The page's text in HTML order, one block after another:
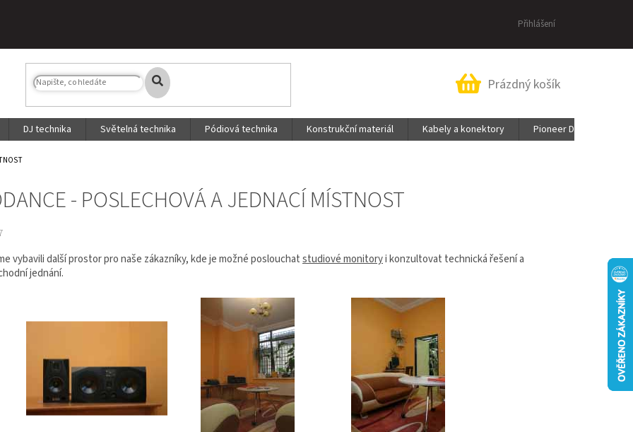
Přihlášení
Nákupní
Prázdný košík
DJ technika Světelná technika Pódiová technika Konstrukční materiál Kabely a konektory Pioneer DJ &
- POSLECHOVÁ A JEDNACÍ MÍSTNOST
vybavili další prostor pro naše zákazníky, kde je možné poslouchatstudiové monitoryi konzultovat technická řešení a
jednání.